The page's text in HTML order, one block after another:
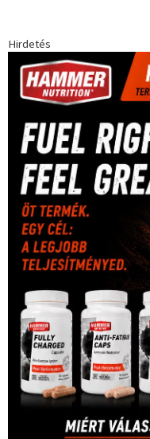
Hirdetés